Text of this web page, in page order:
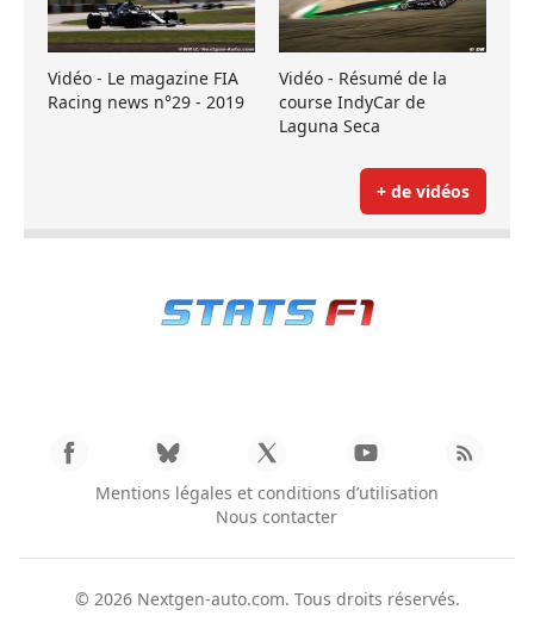
Vidéo - Le magazine FIA
Racing news n°29 - 2019
Vidéo - Résumé de la
course IndyCar de
Laguna Seca
+ de vidéos
Mentions légales et conditions d’utilisation
Nous contacter
© 2026 Nextgen-auto.com. Tous droits réservés.